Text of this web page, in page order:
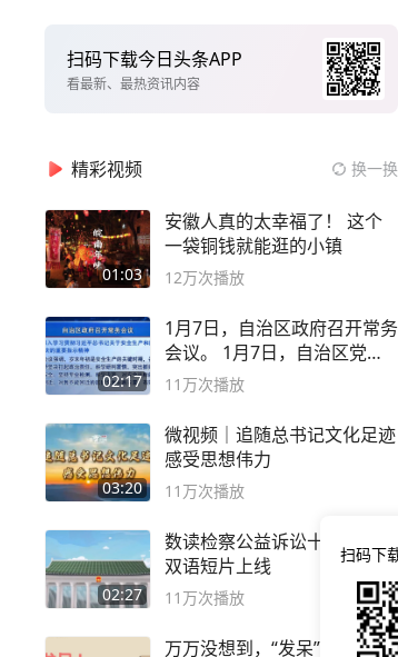
扫码下载今日头条APP
看最新、最热资讯内容
精彩视频 换一换
01:03
安徽人真的太幸福了！ 这个
一袋铜钱就能逛的小镇
12万次播放
02:17
1月7日，自治区政府召开常务
会议。 1月7日，自治区党委
副书记
11万次播放
03:20
微视频｜追随总书记文化足迹
感受思想伟力
11万次播放
02:27
数读检察公益诉讼十年！中英
双语短片上线
11万次播放
万万没想到，“发呆”居然有这
扫码下